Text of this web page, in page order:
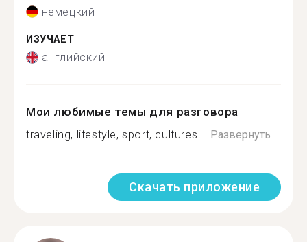
немецкий
ИЗУЧАЕТ
английский
Мои любимые темы для разговора
traveling, lifestyle, sport, cultures ...Развернуть
Скачать приложение